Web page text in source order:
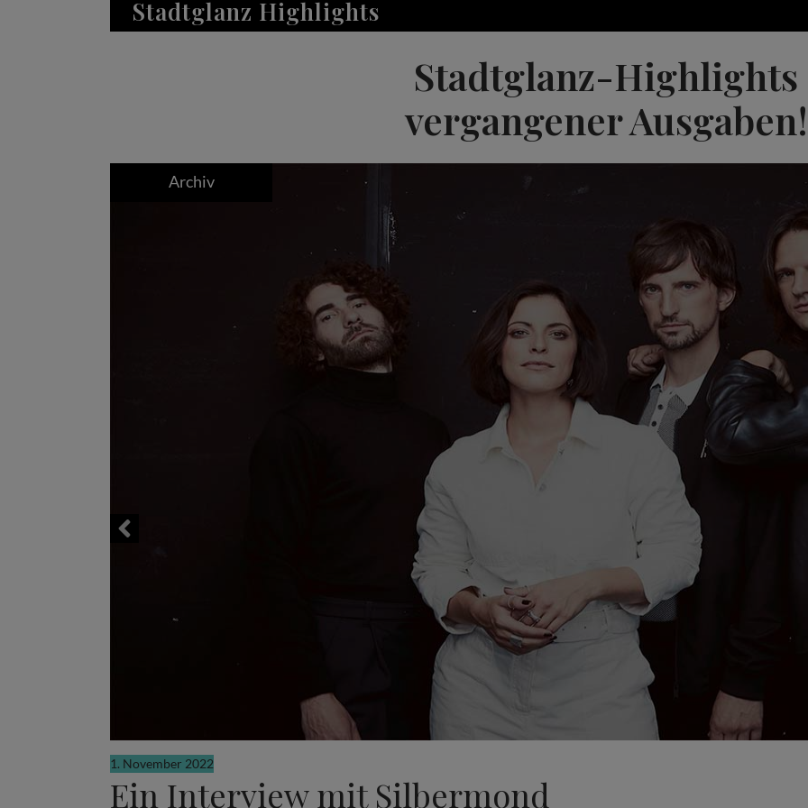
Stadtglanz Highlights
Stadtglanz-Highlights
vergangener Ausgaben!
Archiv
1. November 2022
Ein Interview mit Silbermond